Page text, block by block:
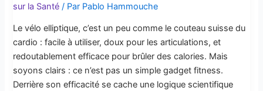
sur la Santé / Par Pablo Hammouche
Le vélo elliptique, c’est un peu comme le couteau suisse du
cardio : facile à utiliser, doux pour les articulations, et
redoutablement efficace pour brûler des calories. Mais
soyons clairs : ce n’est pas un simple gadget fitness.
Derrière son efficacité se cache une logique scientifique
de
Poids
:
Mythes
et
Réalités